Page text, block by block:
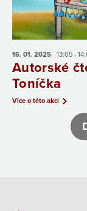
16. 01. 2025 13:05 -
Autorské
Toníčka
Více o této akci